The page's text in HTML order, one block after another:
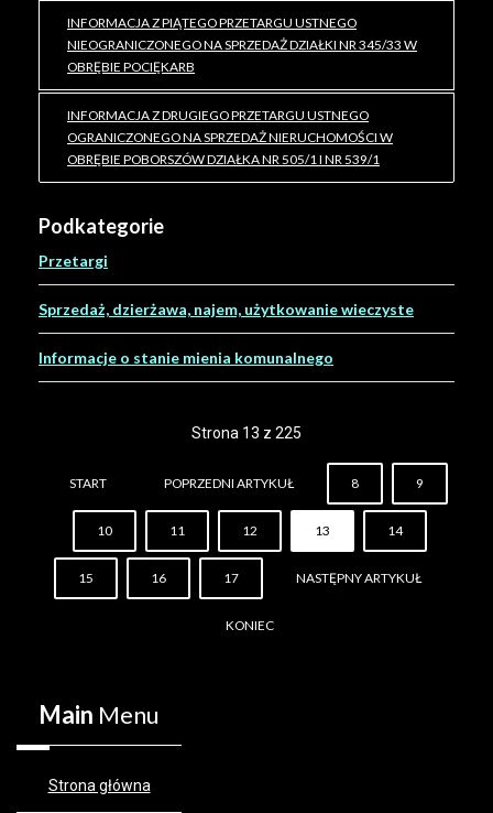
INFORMACJA Z PIĄTEGO PRZETARGU USTNEGO
NIEOGRANICZONEGO NA SPRZEDAŻ DZIAŁKI NR 345/33 W
OBRĘBIE POCIĘKARB
INFORMACJA Z DRUGIEGO PRZETARGU USTNEGO
OGRANICZONEGO NA SPRZEDAŻ NIERUCHOMOŚCI W
OBRĘBIE POBORSZÓW DZIAŁKA NR 505/1 I NR 539/1
Podkategorie
Przetargi
Sprzedaż, dzierżawa, najem, użytkowanie wieczyste
Informacje o stanie mienia komunalnego
Strona 13 z 225
START POPRZEDNI ARTYKUŁ 8 9
10 11 12 13 14
15 16 17 NASTĘPNY ARTYKUŁ
KONIEC
Main Menu
Strona główna